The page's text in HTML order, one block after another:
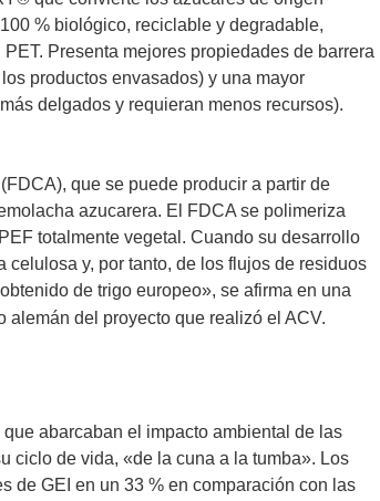
% biológico, reciclable y degradable,
Presenta mejores propiedades de barrera
productos envasados) y una mayor
delgados y requieran menos recursos).
que se puede producir a partir de
azucarera. El FDCA se polimeriza
totalmente vegetal. Cuando su desarrollo
y, por tanto, de los flujos de residuos
de trigo europeo», se afirma en una
del proyecto que realizó el ACV.
abarcaban el impacto ambiental de las
ciclo de vida, «de la cuna a la tumba». Los
de GEI en un 33 % en comparación con las